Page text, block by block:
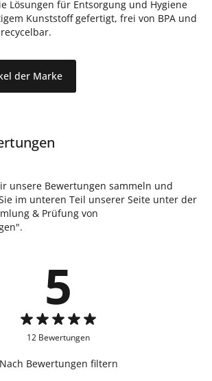
Lösungen für Entsorgung und Hygiene
Kunststoff gefertigt, frei von BPA und
der Marke
unsere Bewertungen sammeln und
im unteren Teil unserer Seite unter der
& Prüfung von
5
12 Bewertungen
Nach Bewertungen filtern